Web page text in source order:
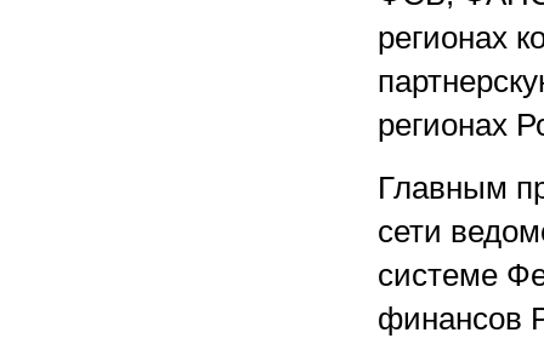
регионах
регионах
Главным
сети
системе
финансов